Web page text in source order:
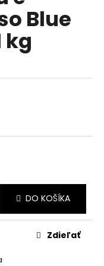
Blue
kg
DO KOŠÍKA
Zdieľať